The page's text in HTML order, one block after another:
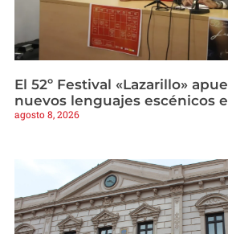
El 52º Festival «Lazarillo»
nuevos lenguajes escénicos
agosto 8, 2026